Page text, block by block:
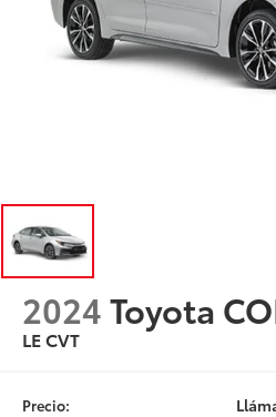
2024Toyota
LE CVT
Precio: